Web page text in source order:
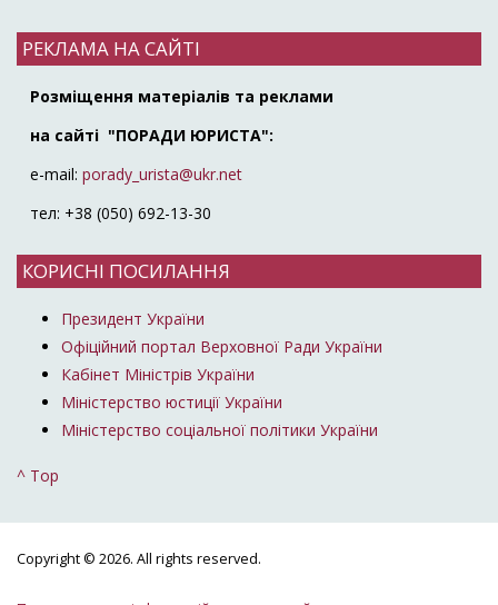
РЕКЛАМА НА САЙТІ
Розміщення матеріалів та реклами
на сайті "ПОРАДИ ЮРИСТА":
e-mail: porady_urista@ukr.net
тел: +38 (050) 692-13-30
КОРИСНІ ПОСИЛАННЯ
Президент України
Офіційний портал Верховної Ради України
Кабінет Міністрів України
Міністерство юстиції України
Міністерство соціальної політики України
^ Top
Copyright © 2026. All rights reserved.